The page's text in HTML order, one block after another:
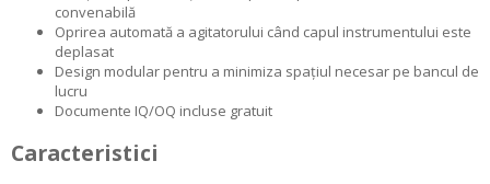
convenabilă
Oprirea automată a agitatorului când capul instrumentului este
deplasat
Design modular pentru a minimiza spațiul necesar pe bancul de
lucru
Documente IQ/OQ incluse gratuit
Caracteristici